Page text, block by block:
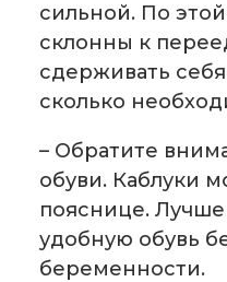
сильной. По
склонны к
сдерживать
сколько
– Обратите
обуви. Каблуки
пояснице.
удобную обувь
беременности.